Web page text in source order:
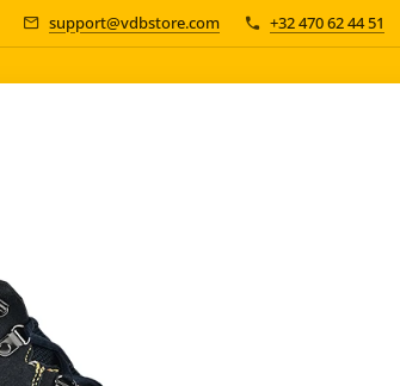
support@vdbstore.com +32 470 62 44 51